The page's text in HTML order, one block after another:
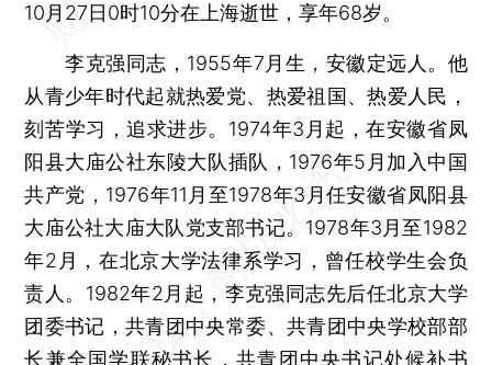
10月27日0时10分在上海逝世，享年68岁。
李克强同志，1955年7月生，安徽定远人。他
从青少年时代起就热爱党、热爱祖国、热爱人民，
刻苦学习，追求进步。1974年3月起，在安徽省凤
阳县大庙公社东陵大队插队，1976年5月加入中国
共产党，1976年11月至1978年3月任安徽省凤阳县
大庙公社大庙大队党支部书记。1978年3月至1982
年2月，在北京大学法律系学习，曾任校学生会负
责人。1982年2月起，李克强同志先后任北京大学
团委书记，共青团中央常委、共青团中央学校部部
长兼全国学联秘书长，共青团中央书记处候补书